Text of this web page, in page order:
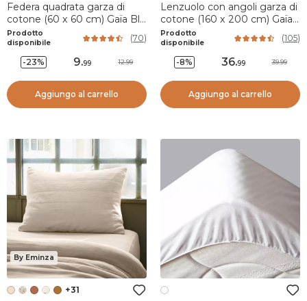
Federa quadrata garza di
cotone (60 x 60 cm) Gaïa Blu
notte
Prodotto
disponibile
(70)
-23% 9.99 12.99
Aggiungo al carrello
Lenzuolo con angoli garza di
cotone (160 x 200 cm) Gaïa
Beige pampa
Prodotto
disponibile
(105)
-8% 36.99 39.99
Aggiungo al carrello
By Eminza
+31